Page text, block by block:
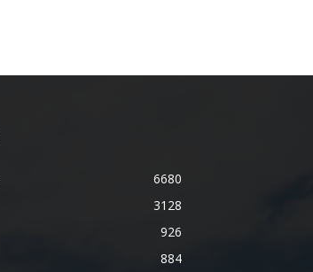
6680
3128
926
884